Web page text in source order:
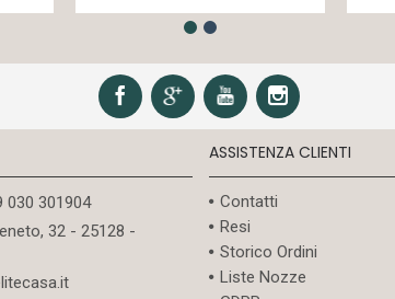
030 301904
32 - 25128 -
ASSISTENZA CLIENTI
Contatti
Resi
Storico Ordini
Liste Nozze